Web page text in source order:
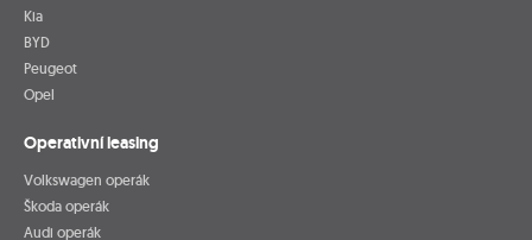
Kia
BYD
Peugeot
Opel
Operativní leasing
Volkswagen operák
Škoda operák
Audi operák